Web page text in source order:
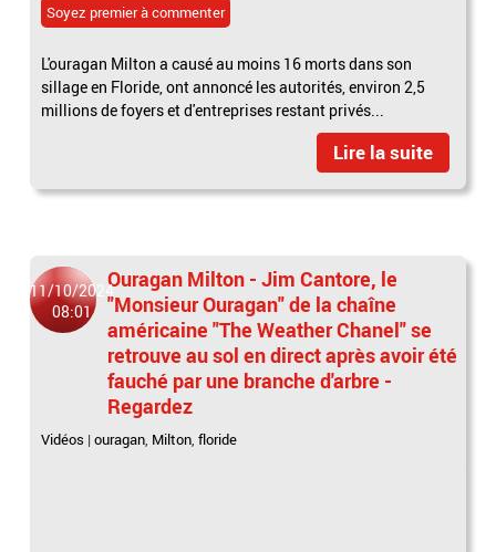
Soyez premier à commenter
L'ouragan Milton a causé au moins 16 morts dans son
sillage en Floride, ont annoncé les autorités, environ 2,5
millions de foyers et d'entreprises restant privés...
Lire la suite
11/10/2024
08:01
Ouragan Milton - Jim Cantore, le
"Monsieur Ouragan" de la chaîne
américaine "The Weather Chanel" se
retrouve au sol en direct après avoir été
fauché par une branche d'arbre -
Regardez
Vidéos |ouragan, Milton,floride